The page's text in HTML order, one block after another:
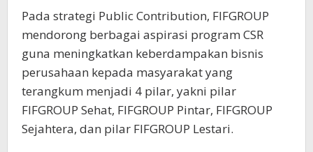
Pada strategi Public Contribution, FIFGROUP
mendorong berbagai aspirasi program CSR
guna meningkatkan keberdampakan bisnis
perusahaan kepada masyarakat yang
terangkum menjadi 4 pilar, yakni pilar
FIFGROUP Sehat, FIFGROUP Pintar, FIFGROUP
Sejahtera, dan pilar FIFGROUP Lestari.